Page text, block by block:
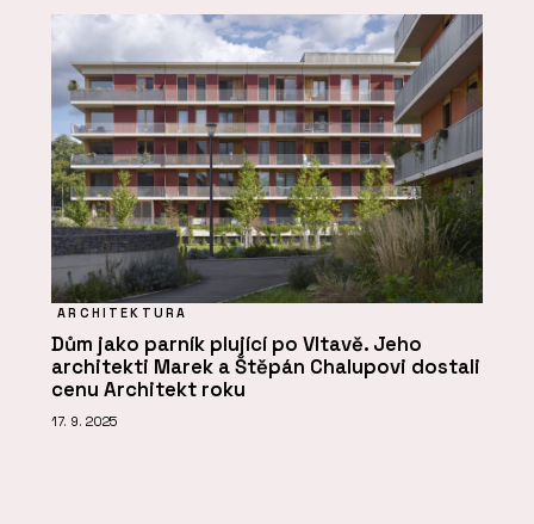
ARCHITEKTURA
Dům jako parník plující po Vltavě. Jeho
architekti Marek a Štěpán Chalupovi dostali
cenu Architekt roku
17. 9. 2025